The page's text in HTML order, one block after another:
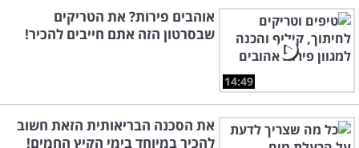
14:49
אוהבים פירות? את הטריקים
שבסרטון הזה אתם חייבים להכיר!
את הסכנה הבריאותית הזאת חשוב
להכיר במיוחד בימי הקיץ החמים!